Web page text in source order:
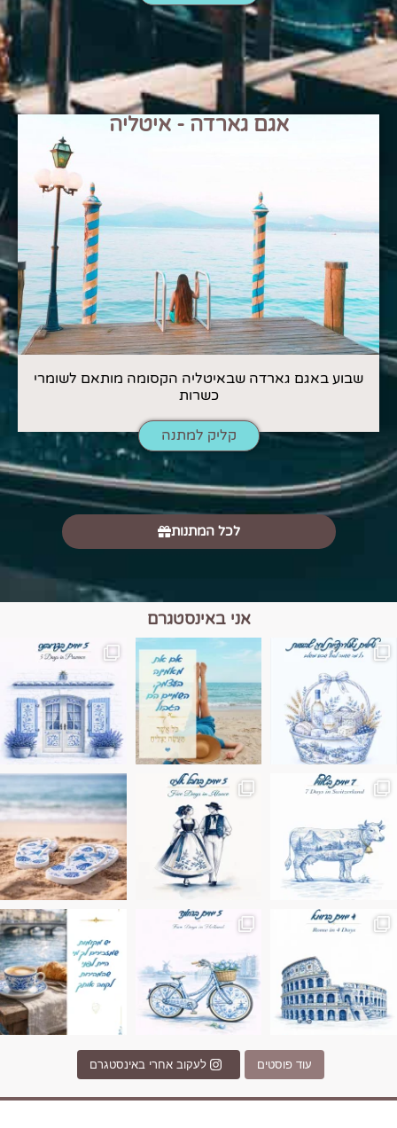
אגם גארדה - איטליה
שבוע באגם גארדה שבאיטליה הקסומה מותאם לשומרי
כשרות
קליק למתנה
לכל המתנות
אני באינסטגרם
הם הגבול 💙🩵
בחבל אלזס צרפת
בחופשה שבו הכל נהיה פשוט יותר. החול, הי
Instagram post
Instagram post 17994326828955248
עוד פוסטים לעקוב אחרי באינסטגרם